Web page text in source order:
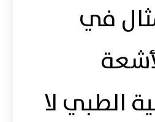
في
الطبي لا